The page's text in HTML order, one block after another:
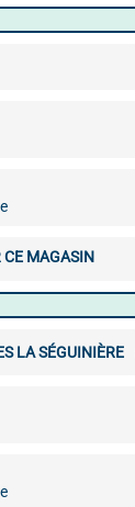
CE MAGASIN
LA SÉGUINIÈRE